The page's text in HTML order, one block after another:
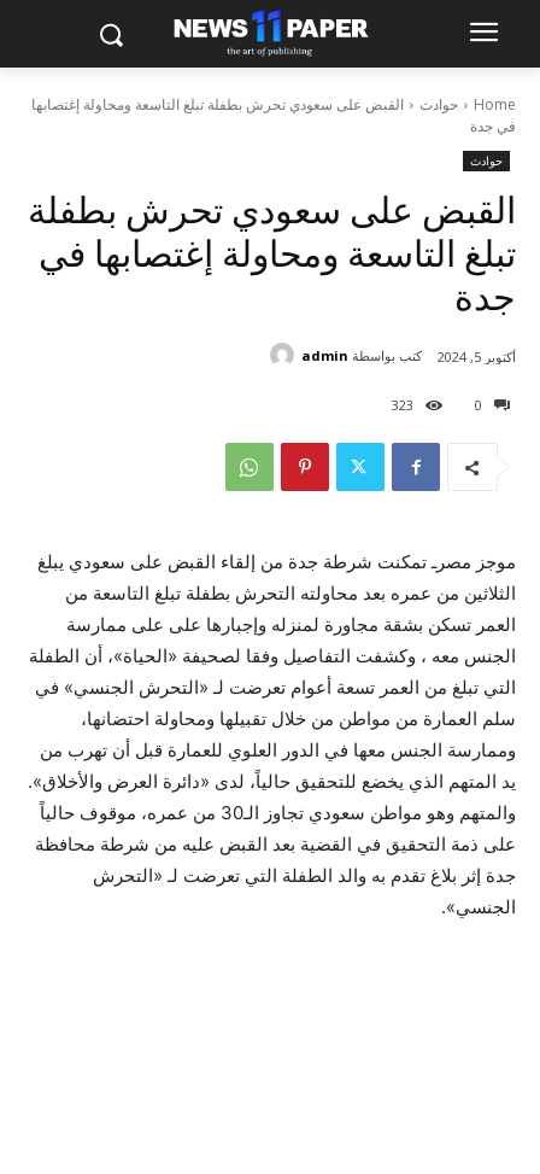
Home حوادث
القبض على سعودي تحرش بطفلة تبلغ التاسعة ومحاولة إغتصابها
في جدة
حوادث
القبض على سعودي تحرش بطفلة
تبلغ التاسعة ومحاولة إغتصابها في
جدة
0
323
أكتوبر 5, 2024 كتب بواسطة admin
موجز مصرـ تمكنت شرطة جدة من إلقاء القبض على سعودي يبلغ
الثلاثين من عمره بعد محاولته التحرش بطفلة تبلغ التاسعة من
العمر تسكن بشقة مجاورة لمنزله وإجبارها على على ممارسة
الجنس معه ، وكشفت التفاصيل وفقا لصحيفة «الحياة»، أن الطفلة
التي تبلغ من العمر تسعة أعوام تعرضت لـ «التحرش الجنسي» في
سلم العمارة من مواطن من خلال تقبيلها ومحاولة احتضانها،
وممارسة الجنس معها في الدور العلوي للعمارة قبل أن تهرب من
يد المتهم الذي يخضع للتحقيق حالياً، لدى «دائرة العرض والأخلاق».
والمتهم وهو مواطن سعودي تجاوز الـ30 من عمره، موقوف حالياً
على ذمة التحقيق في القضية بعد القبض عليه من شرطة محافظة
جدة إثر بلاغ تقدم به والد الطفلة التي تعرضت لـ «التحرش
الجنسي».